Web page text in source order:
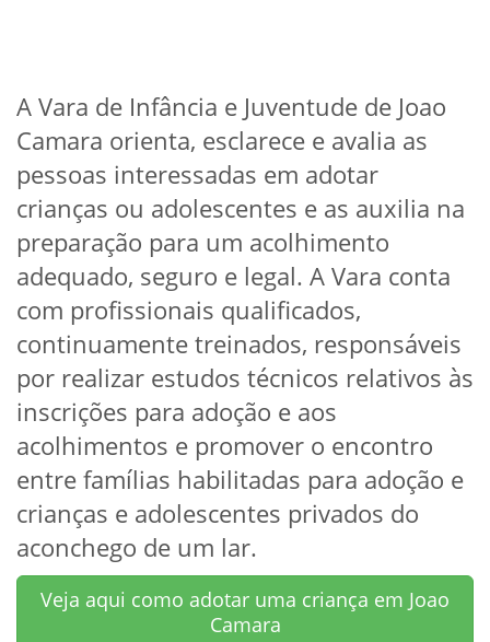
A Vara de Infância e Juventude de Joao
Camara orienta, esclarece e avalia as
pessoas interessadas em adotar
crianças ou adolescentes e as auxilia na
preparação para um acolhimento
adequado, seguro e legal. A Vara conta
com profissionais qualificados,
continuamente treinados, responsáveis
por realizar estudos técnicos relativos às
inscrições para adoção e aos
acolhimentos e promover o encontro
entre famílias habilitadas para adoção e
crianças e adolescentes privados do
aconchego de um lar.
Veja aqui como adotar uma criança em Joao
Camara